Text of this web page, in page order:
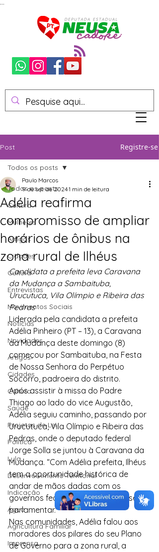
Post Registre-se
Todos os posts
Cultura
Mulheres
Artigos
Cidades
Cultura
Entrevistas
Movimentos Sociais
Notícias
Novidades
Artigos
Cidades
Cultura
Saúde
Projetos de Lei
Política
Lula
Desenvolvimento Territorial
Indicação
Água
Agricultura Familiar
Imprensa
Todos os posts
Adélia reafirma
compromisso de ampliar
horários de ônibus na
zona rural de Ilhéus
Paulo Marcos
9 de set. de 20241 min de leitura
Candidata a prefeita leva Caravana
da Mudança a Sambaituba,
Urucutuca, Vila Olímpio e Ribeira das
Pedras
Liderada pela candidata a prefeita
Adélia Pinheiro (PT – 13), a Caravana
da Mudança deste domingo (8)
começou por Sambaituba, na Festa
de Nossa Senhora do Perpétuo
Socorro, padroeira do distrito.
Após assistir à missa do Padre
Thiago ao lado do vice Augustão,
Adélia seguiu caminho, passando por
Urucutuca, Vila Olímpio e Ribeira das
Pedras, onde o deputado federal
Jorge Solla se juntou à Caravana da
Mudança. “Com Adélia prefeita, Ilhéus
tem a oportunidade histórica de
andar de mãos dadas com os
governos federal e estadual”, disse o
parlamentar.
Nas comunidades, Adélia falou aos
moradores dos pilares do seu Plano
de Governo para a zona rural, a